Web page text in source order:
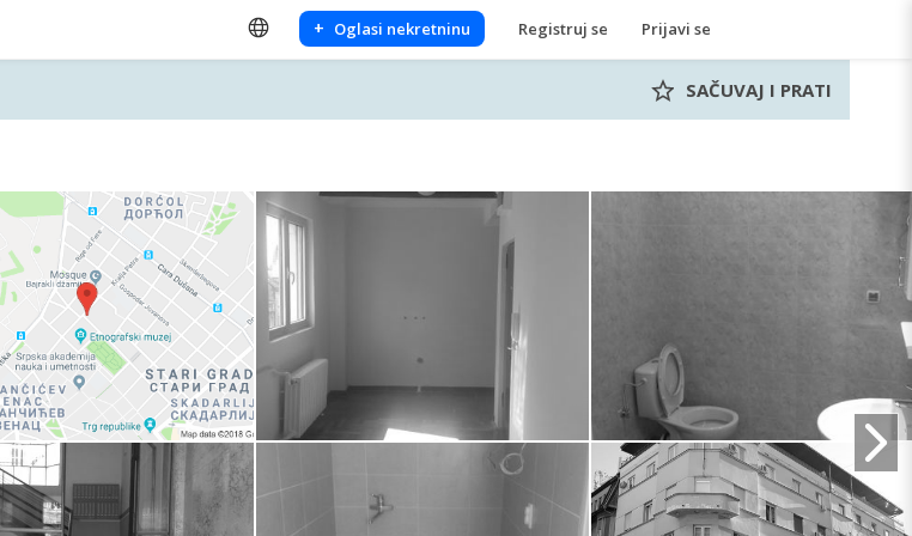
+ Oglasi nekretninu Registruj se Prijavi se
SAČUVAJ I PRATI